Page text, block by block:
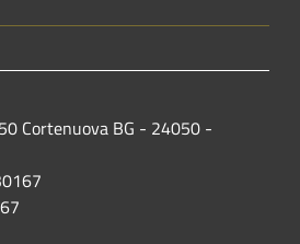
Cortenuova BG - 24050 -